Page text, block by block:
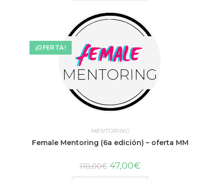
¡OFERTA!
MENTORING
Female Mentoring (6a edición) – oferta MM
110,00€ 47,00€